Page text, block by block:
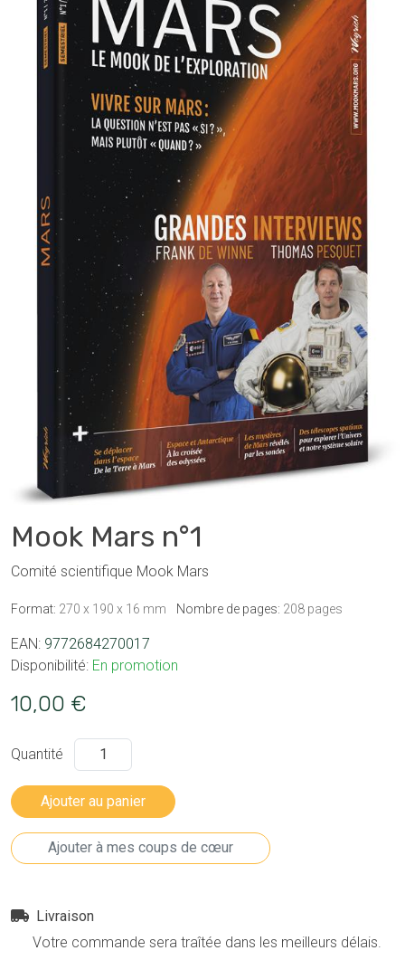
Mook Mars n°1
Comité scientifique Mook Mars
Format: 270 x 190 x 16 mm Nombre de pages: 208 pages
EAN: 9772684270017
Disponibilité: En promotion
10,00 €
Quantité
Livraison
Votre commande sera traîtée dans les meilleurs délais.